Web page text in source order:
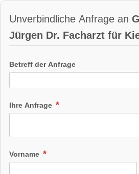
Unverbindliche Anfrage an
Jürgen Dr. Facharzt für
Betreff der Anfrage
Ihre Anfrage
Vorname